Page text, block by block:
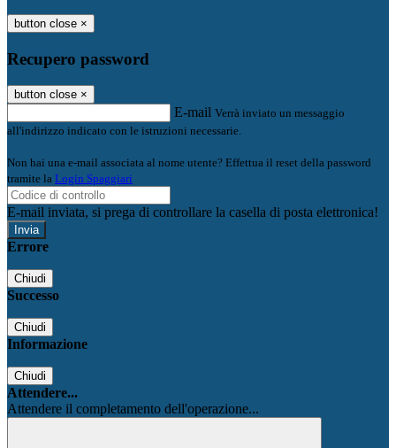
button close ×
Recupero password
button close ×
E-mail Verrà inviato un messaggio
all'indirizzo indicato con le istruzioni necessarie.
Non hai una e-mail associata al nome utente? Effettua il reset della password
tramite la Login Spaggiari
E-mail inviata, si prega di controllare la casella di posta elettronica!
Errore
Chiudi
Successo
Chiudi
Informazione
Chiudi
Attendere...
Attendere il completamento dell'operazione...